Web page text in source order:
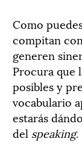
Como
compitan
generen
Procura que
posibles y
vocabulario
estarás
del speaking.